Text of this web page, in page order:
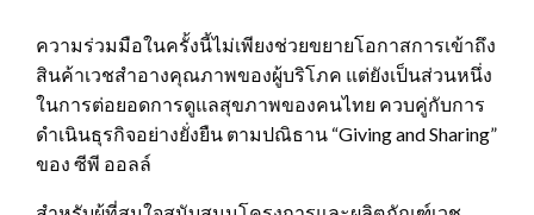
ความร่วมมือในครั้งนี้ไม่เพียงช่วยขยายโอกาสการเข้าถึง
สินค้าเวชสำอางคุณภาพของผู้บริโภค แต่ยังเป็นส่วนหนึ่ง
ในการต่อยอดการดูแลสุขภาพของคนไทย ควบคู่กับการ
ดำเนินธุรกิจอย่างยั่งยืน ตามปณิธาน “Giving and Sharing”
ของ ซีพี ออลล์